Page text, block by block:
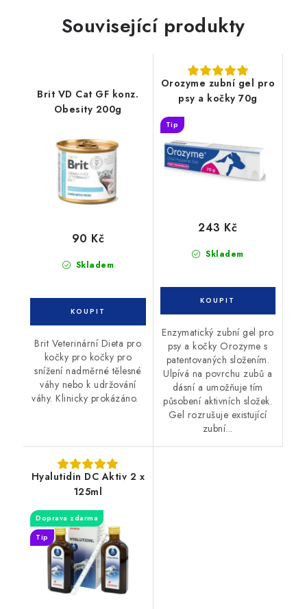
Související produkty
Brit VD Cat GF konz.
Obesity 200g
Skladem
90 Kč
Brit Veterinární Dieta pro
kočky pro kočky pro
snížení nadměrné tělesné
váhy nebo k udržování
váhy. Klinicky prokázáno.
Orozyme zubní gel pro
psy a kočky 70g
Tip
Skladem
243 Kč
Enzymatický zubní gel pro
psy a kočky Orozyme s
patentovaných složením.
Ulpívá na povrchu zubů a
dásní a umožňuje tím
působení aktivních složek.
Gel rozrušuje existující
zubní...
Hyalutidin DC Aktiv 2 x
125ml
Doprava zdarma
Tip